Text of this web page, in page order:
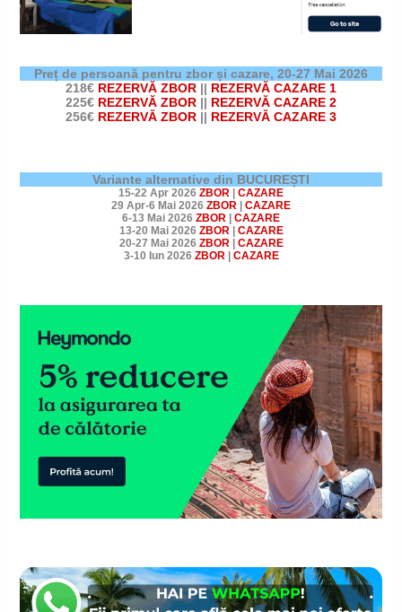
Preț de persoană pentru zbor și cazare, 20-27 Mai 2026
218€ REZERVĂ ZBOR || REZERVĂ CAZARE 1
225€ REZERVĂ ZBOR || REZERVĂ CAZARE 2
256€ REZERVĂ ZBOR || REZERVĂ CAZARE 3
Variante alternative din BUCUREȘTI
15-22 Apr 2026 ZBOR
CAZARE
29 Apr-6 Mai 2026 ZBOR
CAZARE
6-13 Mai 2026 ZBOR
CAZARE
13-20 Mai 2026 ZBOR| CAZARE
20-27 Mai 2026 ZBOR| CAZARE
3-10 Iun 2026 ZBOR| CAZARE